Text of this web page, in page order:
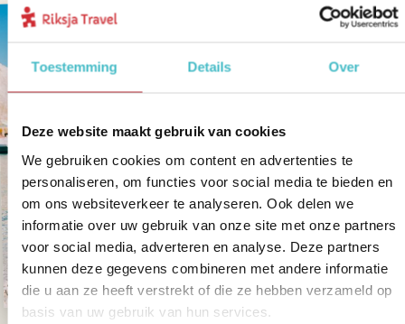
Toestemming Details Over
Deze website maakt gebruik van cookies
We gebruiken cookies om content en advertenties te
personaliseren, om functies voor social media te bieden en
om ons websiteverkeer te analyseren. Ook delen we
informatie over uw gebruik van onze site met onze partners
voor social media, adverteren en analyse. Deze partners
kunnen deze gegevens combineren met andere informatie
die u aan ze heeft verstrekt of die ze hebben verzameld op
basis van uw gebruik van hun services.